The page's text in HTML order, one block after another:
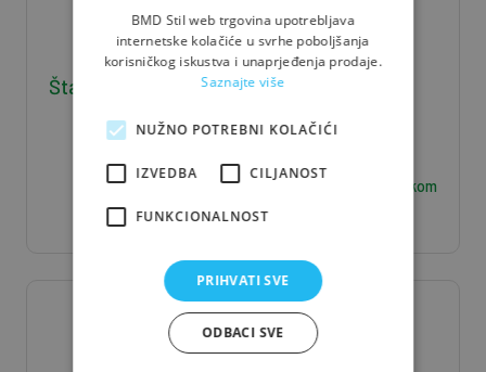
Štafla J/S 5*8*400 - 0,016 m3/kom
€ / kom
BMD Stil web trgovina upotrebljava
internetske kolačiće u svrhe poboljšanja
korisničkog iskustva i unaprjeđenja prodaje.
Saznajte više
NUŽNO POTREBNI KOLAČIĆI
IZVEDBA CILJANOST
FUNKCIONALNOST
PRIHVATI SVE
ODBACI SVE